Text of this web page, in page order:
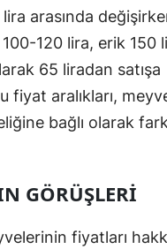
arasında
120 lira, erik 150
65 liradan satışa
fiyat aralıkları,
bağlı olarak
GÖRÜŞLERI
fiyatları